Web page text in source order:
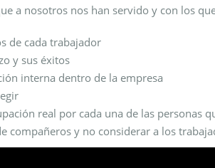
a nosotros nos han servido y con los
de cada trabajador
y sus éxitos
interna dentro de la empresa
real por cada una de las personas
compañeros y no considerar a los